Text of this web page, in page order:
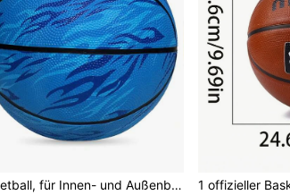
Basketball, für Innen- und Außenbereich, Wettkampf und Training, Unterhaltung - Größe 3, 4, 5, 7